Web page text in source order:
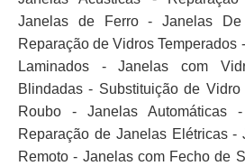
Janelas de Ferro - Janelas
Reparação de Vidros Temperados
Laminados - Janelas com
Blindadas - Substituição de
Roubo - Janelas Automáticas
Reparação de Janelas Elétricas -
Remoto - Janelas com Fecho de